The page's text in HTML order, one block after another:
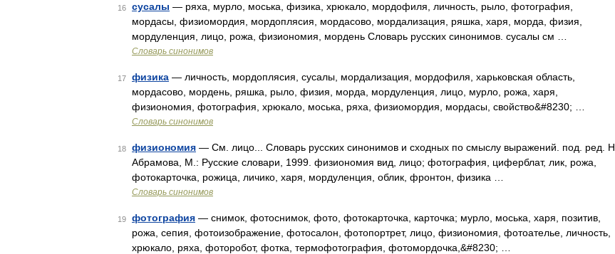
16 сусалы — ряха, мурло, моська, физика, хрюкало, мордофиля, личность, рыло, фотография,
мордасы, физиомордия, мордоплясия, мордасово, мордализация, ряшка, харя, морда, физия,
мордуленция, лицо, рожа, физиономия, мордень Словарь русских синонимов. сусалы см …
Словарь синонимов
17 физика — личность, мордоплясия, сусалы, мордализация, мордофиля, харьковская область,
мордасово, мордень, ряшка, рыло, физия, морда, мордуленция, лицо, мурло, рожа, харя,
физиономия, фотография, хрюкало, моська, ряха, физиомордия, мордасы, свойство&#8230; …
Словарь синонимов
18 физиономия — См. лицо... Словарь русских синонимов и сходных по смыслу выражений. под. ред. Н.
Абрамова, М.: Русские словари, 1999. физиономия вид, лицо; фотография, циферблат, лик, рожа,
фотокарточка, рожица, личико, харя, мордуленция, облик, фронтон, физика …
Словарь синонимов
19 фотография — снимок, фотоснимок, фото, фотокарточка, карточка; мурло, моська, харя, позитив,
рожа, сепия, фотоизображение, фотосалон, фотопортрет, лицо, физиономия, фотоателье, личность,
хрюкало, ряха, фоторобот, фотка, термофотография, фотомордочка,&#8230; …